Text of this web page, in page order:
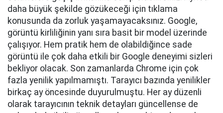
daha büyük şekilde gözükeceği için tıklama
konusunda da zorluk yaşamayacaksınız. Google,
görüntü kirliliğinin yanı sıra basit bir model üzerinde
çalışıyor. Hem pratik hem de olabildiğince sade
görüntü ile çok daha etkili bir Google deneyimi sizleri
bekliyor olacak. Son zamanlarda Chrome için çok
fazla yenilik yapılmamıştı. Tarayıcı bazında yenilikler
birkaç ay öncesinde duyurulmuştu. Her ay düzenli
olarak tarayıcının teknik detayları güncellense de